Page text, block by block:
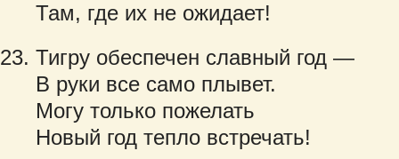
Там, где их не ожидает!
Тигру обеспечен славный год —
В руки все само плывет.
Могу только пожелать
Новый год тепло встречать!